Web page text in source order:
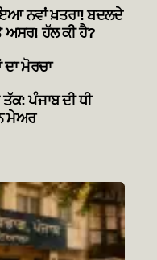
ਨਵਾਂ ਖ਼ਤਰਾ! ਬਦਲਦੇ
ਅਸਰ! ਹੱਲ ਕੀ ਹੈ?
ਮੋਰਚਾ
ਪੰਜਾਬ ਦੀ ਧੀ
ਮੇਅਰ